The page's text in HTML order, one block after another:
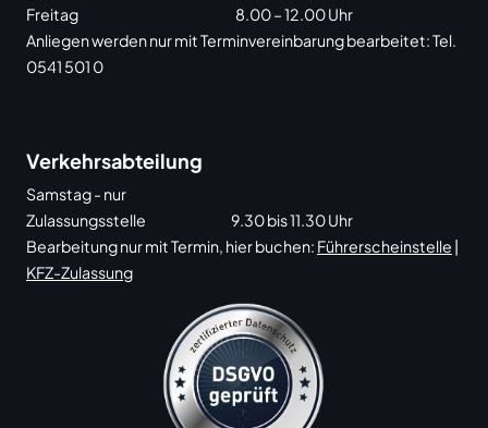
Freitag
8.00 – 12.00 Uhr
Anliegen werden nur mit Terminvereinbarung bearbeitet: Tel.
0541 501 0
Verkehrsabteilung
Samstag - nur
Zulassungsstelle
9.30 bis 11.30 Uhr
Bearbeitung nur mit Termin, hier buchen: Führerscheinstelle |
KFZ-Zulassung